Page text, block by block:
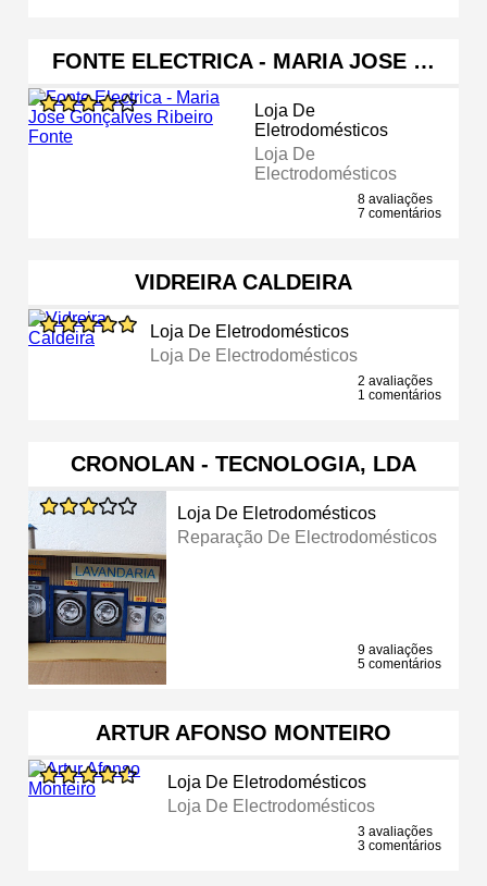
FONTE ELECTRICA - MARIA JOSE …
Loja De
Eletrodomésticos
Loja De
Electrodomésticos
8 avaliações
7 comentários
VIDREIRA CALDEIRA
Loja De Eletrodomésticos
Loja De Electrodomésticos
2 avaliações
1 comentários
CRONOLAN - TECNOLOGIA, LDA
Loja De Eletrodomésticos
Reparação De Electrodomésticos
9 avaliações
5 comentários
ARTUR AFONSO MONTEIRO
Loja De Eletrodomésticos
Loja De Electrodomésticos
3 avaliações
3 comentários